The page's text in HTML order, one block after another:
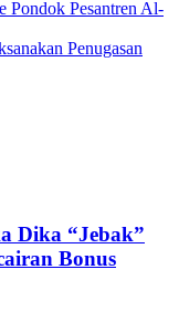
Pondok Pesantren Al-
Penugasan
Dika “Jebak”
Bonus